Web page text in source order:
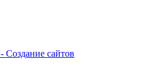
- Создание сайтов